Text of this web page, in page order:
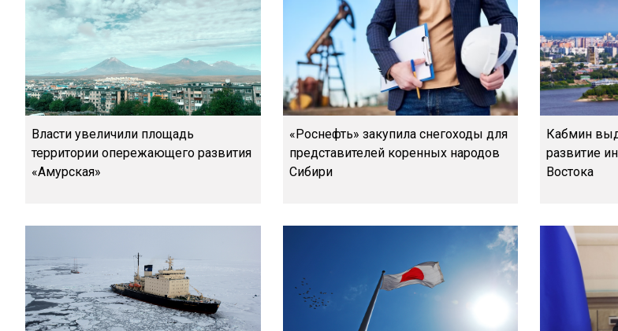
Власти увеличили площадь
территории опережающего развития
«Амурская»
«Роснефть» закупила снегоходы для
представителей коренных народов
Сибири
Кабмин
развитие
Востока